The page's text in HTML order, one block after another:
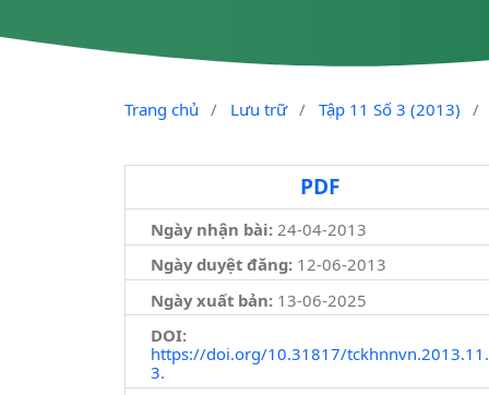
Trang chủ / Lưu trữ / Tập 11 Số 3 (2013) /
PDF
Ngày nhận bài: 24-04-2013
Ngày duyệt đăng:12-06-2013
Ngày xuất bản: 13-06-2025
DOI:
https://doi.org/10.31817/tckhnnvn.2013.11.
3.